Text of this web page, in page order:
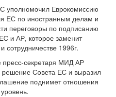
уполномочил Еврокомиссию
ЕС по иностранным делам и
переговоры по подписанию
и АР, которое заменит
сотрудничестве 1996г.
секретаря МИД АР
решение Совета ЕС и выразил
поднимет отношения